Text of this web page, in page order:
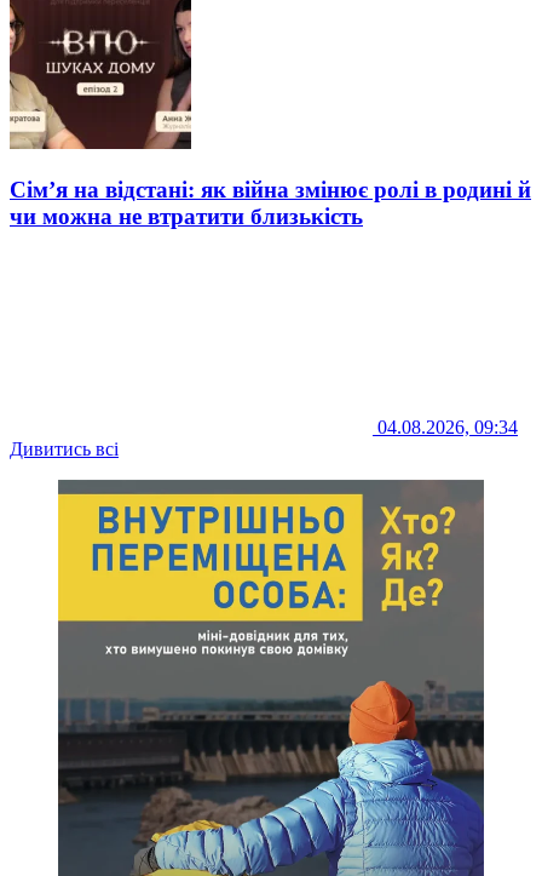
Сім’я на відстані: як війна змінює ролі в родині й
чи можна не втратити близькість
04.08.2026, 09:34
Дивитись всі